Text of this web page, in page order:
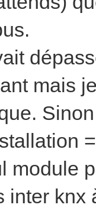
mais
module
inter knx